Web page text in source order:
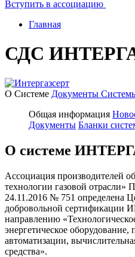
Вступить в ассоциацию
Главная
СДС
О Системе Документы
Общая информация
Документы Бланки
О системе
Ассоциация производителей
технологии газовой
24.11.2016 № 751 определена
добровольной
направлению
энергетическое оборудование,
автоматизации,
средства».